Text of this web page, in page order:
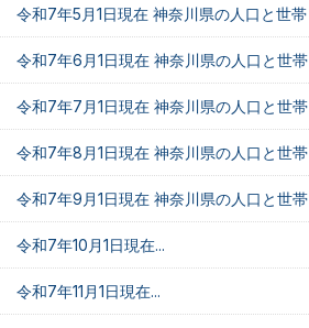
令和7年5月1日現在 神奈川県の人口と世帯
令和7年6月1日現在 神奈川県の人口と世帯
令和7年7月1日現在 神奈川県の人口と世帯
令和7年8月1日現在 神奈川県の人口と世帯
令和7年9月1日現在 神奈川県の人口と世帯
令和7年10月1日現在...
令和7年11月1日現在...